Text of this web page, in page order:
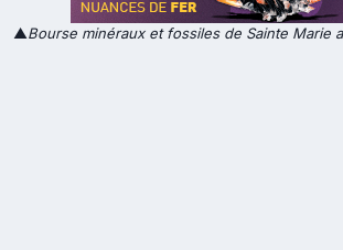
▲Bourse minéraux et fossiles de Sainte Marie